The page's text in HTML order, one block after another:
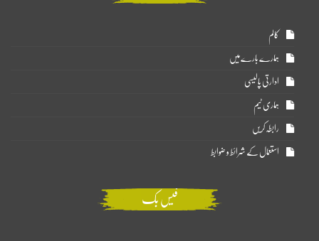
کالم
ہمارے بارے میں
ادارتی پالیسی
ہماری ٹیم
رابطہ کریں
استعمال کے شرائط و ضوابط
فیس بک